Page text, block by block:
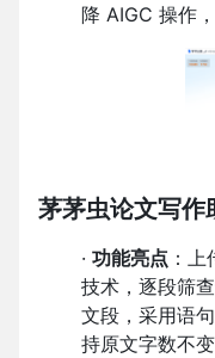
降 AIGC 操作
茅茅虫论文写作
· 功能亮点 ：
技术，逐段筛
文段，采用语
持原文字数不